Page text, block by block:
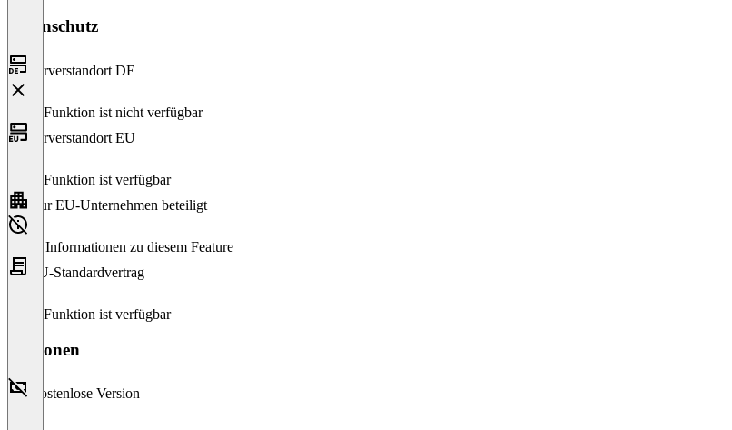
Datenschutz
Serverstandort DE
Diese Funktion ist nicht verfügbar
Serverstandort EU
Diese Funktion ist verfügbar
Nur EU-Unternehmen beteiligt
Keine Informationen zu diesem Feature
EU-Standardvertrag
Diese Funktion ist verfügbar
Versionen
Kostenlose Version